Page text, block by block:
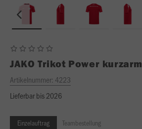
JAKO Trikot Power kurzarm
Artikelnummer: 4223
Lieferbar bis 2026
Einzelauftrag Teambestellung